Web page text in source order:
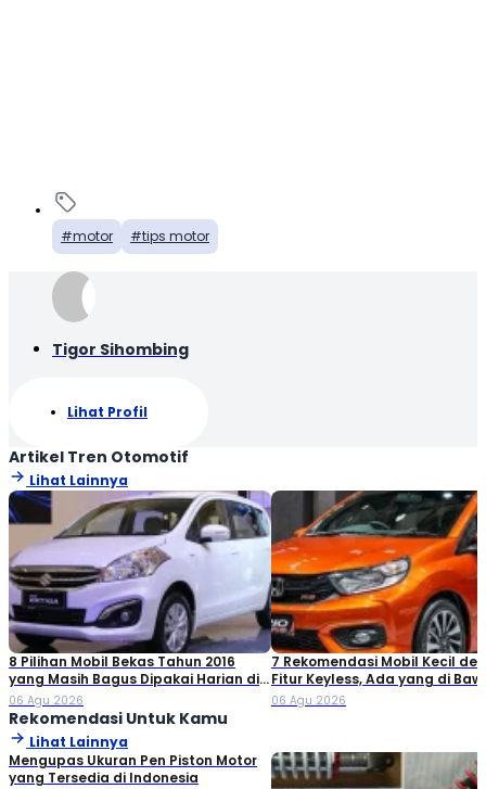
motor tips motor
Tigor Sihombing
Lihat Profil
Artikel Tren Otomotif
Lihat Lainnya
8 Pilihan Mobil Bekas Tahun 2016
yang Masih Bagus Dipakai Harian di
2026
06 Agu 2026
7 Rekomendasi Mobil Kecil
Fitur Keyless, Ada yang di
Rp80 Juta!
06 Agu 2026
Rekomendasi Untuk Kamu
Lihat Lainnya
Mengupas Ukuran Pen Piston Motor
yang Tersedia di Indonesia